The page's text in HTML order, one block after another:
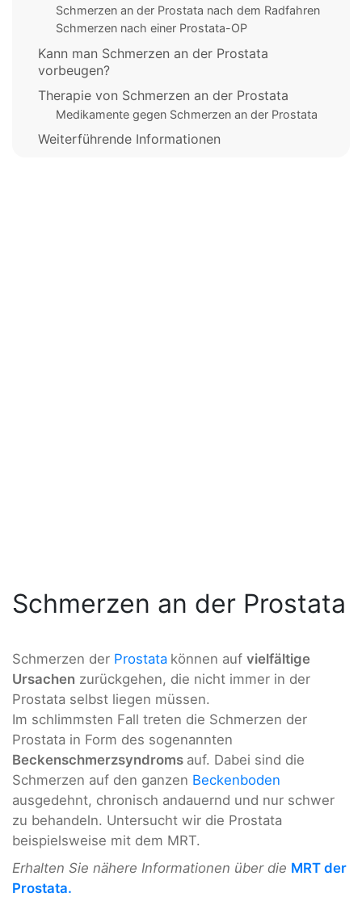
Schmerzen an der Prostata nach dem Radfahren
Schmerzen nach einer Prostata-OP
Kann man Schmerzen an der Prostata
vorbeugen?
Therapie von Schmerzen an der Prostata
Medikamente gegen Schmerzen an der Prostata
Weiterführende Informationen
Schmerzen an der Prostata
Schmerzen der Prostata können auf vielfältige
Ursachen zurückgehen, die nicht immer in der
Prostata selbst liegen müssen.
Im schlimmsten Fall treten die Schmerzen der
Prostata in Form des sogenannten
Beckenschmerzsyndroms auf. Dabei sind die
Schmerzen auf den ganzen Beckenboden
ausgedehnt, chronisch andauernd und nur schwer
zu behandeln. Untersucht wir die Prostata
beispielsweise mit dem MRT.
Erhalten Sie nähere Informationen über die MRT der
Prostata.